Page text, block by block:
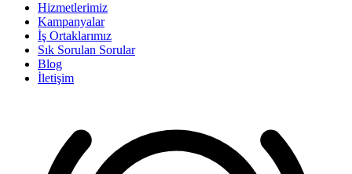
Hizmetlerimiz
Kampanyalar
İş Ortaklarımız
Sık Sorulan Sorular
Blog
İletişim